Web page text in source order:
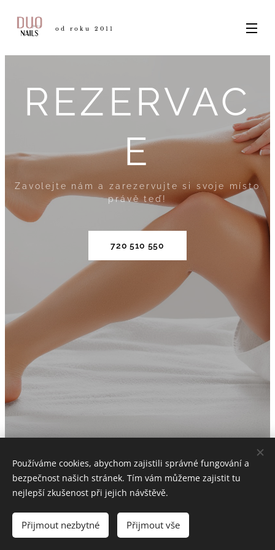
od roku 2011
REZERVAC
E
Zavolejte nám a zarezervujte si svoje místo
právě teď!
720 510 550
DUO NAILS
Vytvořeno službou Webnode
Používáme cookies, abychom zajistili správné fungování a
bezpečnost našich stránek. Tím vám můžeme zajistit tu
nejlepší zkušenost při jejich návštěvě.
Přijmout nezbytné Přijmout vše